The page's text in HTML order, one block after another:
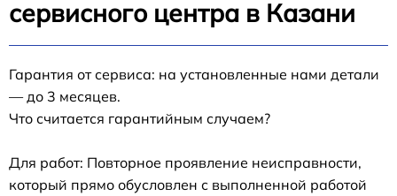
сервисного центра в Казани
Гарантия от сервиса: на установленные нами детали
— до 3 месяцев.
Что считается гарантийным случаем?
Для работ: Повторное проявление неисправности,
который прямо обусловлен с выполненной работой